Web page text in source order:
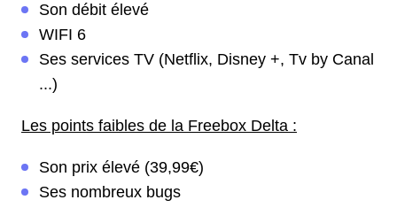
Son débit élevé
WIFI 6
Ses services TV (Netflix, Disney +, Tv by Canal
...)
Les points faibles de la Freebox Delta :
Son prix élevé (39,99€)
Ses nombreux bugs